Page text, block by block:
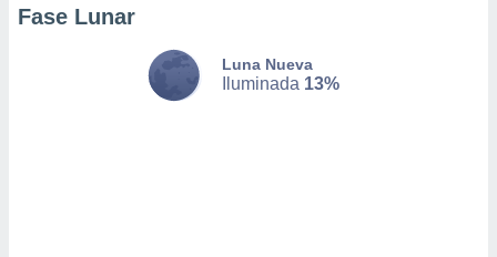
datos
Fase Lunar
Luna Nueva
Iluminada 13%